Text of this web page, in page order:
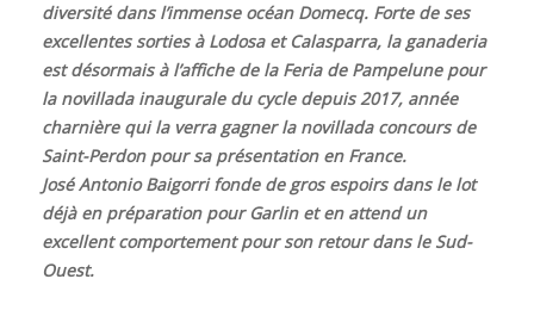
diversité dans l’immense océan Domecq. Forte de ses
excellentes sorties à Lodosa et Calasparra, la ganaderia
est désormais à l’affiche de la Feria de Pampelune pour
la novillada inaugurale du cycle depuis 2017, année
charnière qui la verra gagner la novillada concours de
Saint-Perdon pour sa présentation en France.
José Antonio Baigorri fonde de gros espoirs dans le lot
déjà en préparation pour Garlin et en attend un
excellent comportement pour son retour dans le Sud-
Ouest.